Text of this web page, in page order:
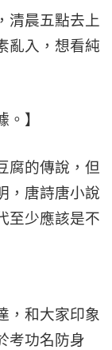
清晨五點去上
亂入，想看純
】
腐的傳說，但
，唐詩唐小說
至少應該是不
，和大家印象
考功名防身